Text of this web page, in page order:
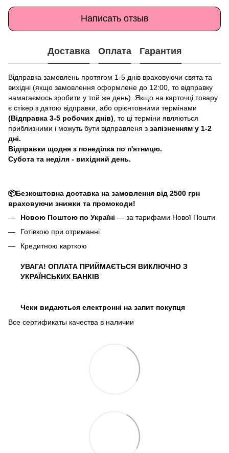
Написать отзыв
Доставка Оплата Гарантия
Відправка замовлень протягом 1-5 днів враховуючи свята та
вихідні (якщо замовлення оформлене до 12:00, то відправку
намагаємось зробити у той же день). Якщо на карточці товару
є стікер з датою відправки, або орієнтовними термінами
(Відправка 3-5 робочих днів) , то ці терміни являються
приблизними і можуть бути відправленя з запізненням у 1-2
дні.
Відправки щодня з понеділка по п'ятницю.
Субота та неділя - вихідний день.
📦Безкоштовна доставка на замовлення від 2500 грн
враховуючи знижки та промокоди!
Новою Поштою по Україні — за тарифами Нової Пошти
Готівкою при отриманні
Кредитною карткою
УВАГА! ОПЛАТА ПРИЙМАЄТЬСЯ ВИКЛЮЧНО З
УКРАЇНСЬКИХ БАНКІВ
Чеки видаються електронні на запит покупця
Все сертификаты качества в наличии